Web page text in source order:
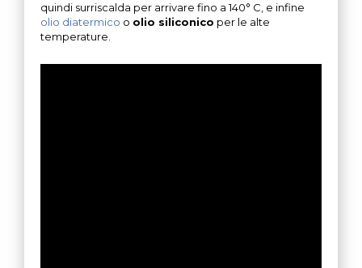
quindi surriscalda per arrivare fino a 140° C, e infine
olio diatermico o olio siliconico per le alte
temperature.